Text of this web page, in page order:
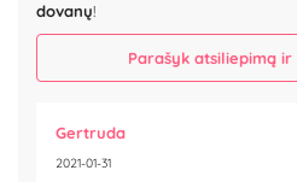
dovanų!
Parašyk atsiliepimą ir
Gertruda
2021-01-31